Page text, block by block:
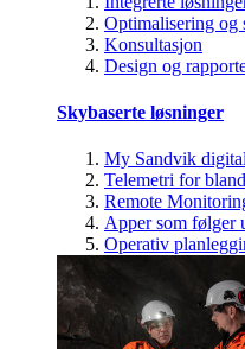
Optimalisering og
Konsultasjon
Design og
Skybaserte løsninger
My Sandvik
Telemetri for
Remote
Apper som følger
Operativ